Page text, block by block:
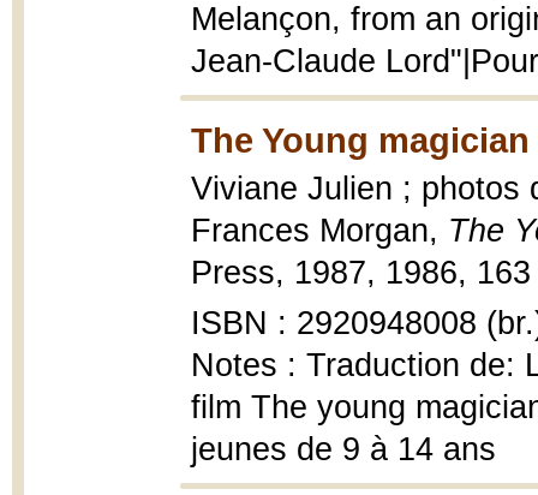
Melançon, from an
Jean-Claude
The Young magician
Viviane Julien ; photos
Frances Morgan, The
Press, 1987, 1986,
ISBN : 2920948008
Notes : Traduction de:
film The young
jeunes de 9 à 14 ans